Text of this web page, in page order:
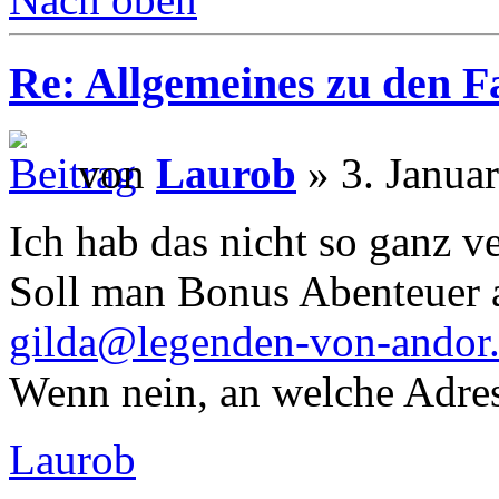
Re: Allgemeines zu den
von Laurob » 3.
Ich hab das nicht so ganz
Soll man Bonus Abenteuer
gilda@legenden-von-
Wenn nein, an welche
Laurob